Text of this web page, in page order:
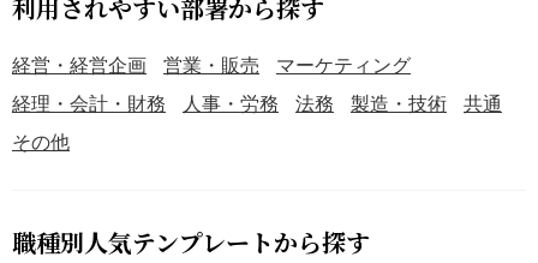
利用されやすい部署から探す
経営・経営企画 営業・販売
マーケティング
経理・会計・財務
人事・労務 法務 製造・技術
共通
その他
職種別人気テンプレートから探す